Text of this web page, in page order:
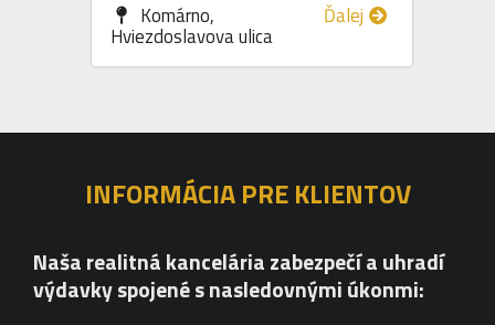
Ďalej
Komárno,
Hviezdoslavova ulica
INFORMÁCIA PRE KLIENTOV
Naša realitná kancelária zabezpečí a uhradí
výdavky spojené s nasledovnými úkonmi: